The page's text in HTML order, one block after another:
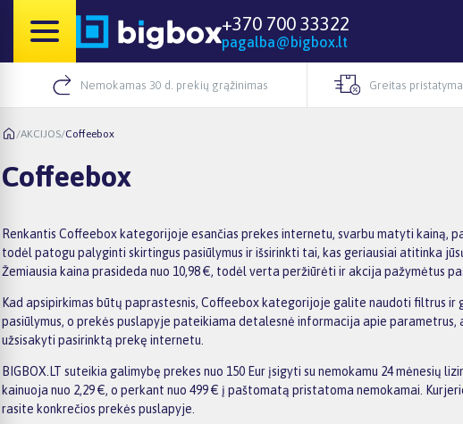
+370 700 33322
pagalba@bigbox.lt
Nemokamas 30 d. prekių grąžinimas Greitas
/AKCIJOS/Coffeebox
Coffeebox
Renkantis Coffeebox kategorijoje esančias prekes internetu, svarbu matyti kainą,
todėl patogu palyginti skirtingus pasiūlymus ir išsirinkti tai, kas geriausiai atitinka
Žemiausia kaina prasideda nuo 10,98 €, todėl verta peržiūrėti ir akcija pažymėtus
Kad apsipirkimas būtų paprastesnis, Coffeebox kategorijoje galite naudoti filtrus
pasiūlymus, o prekės puslapyje pateikiama detalesnė informacija apie
užsisakyti pasirinktą prekę internetu.
BIGBOX.LT suteikia galimybę prekes nuo 150 Eur įsigyti su nemokamu 24
kainuoja nuo 2,29 €, o perkant nuo 499 € į paštomatą pristatoma nemokamai.
rasite konkrečios prekės puslapyje.